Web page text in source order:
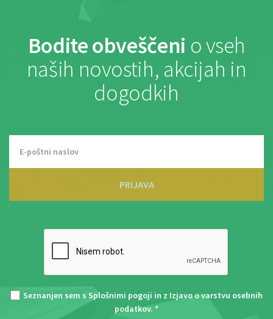
Bodite obveščeni o vseh
naših novostih, akcijah in
dogodkih
PRIJAVA
Seznanjen sem s Splošnimi pogoji in z Izjavo o varstvu osebnih
podatkov. *